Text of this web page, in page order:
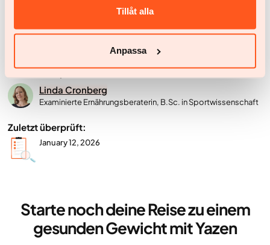
Tillåt alla
Anpassa
Im Zweifelsfall hat der englische Wortlaut Vorrang.
Artikel überprüft von:
Linda Cronberg
Examinierte Ernährungsberaterin, B.Sc. in Sportwissenschaft
Zuletzt überprüft:
January 12, 2026
Starte noch deine Reise zu einem
gesunden Gewicht mit Yazen